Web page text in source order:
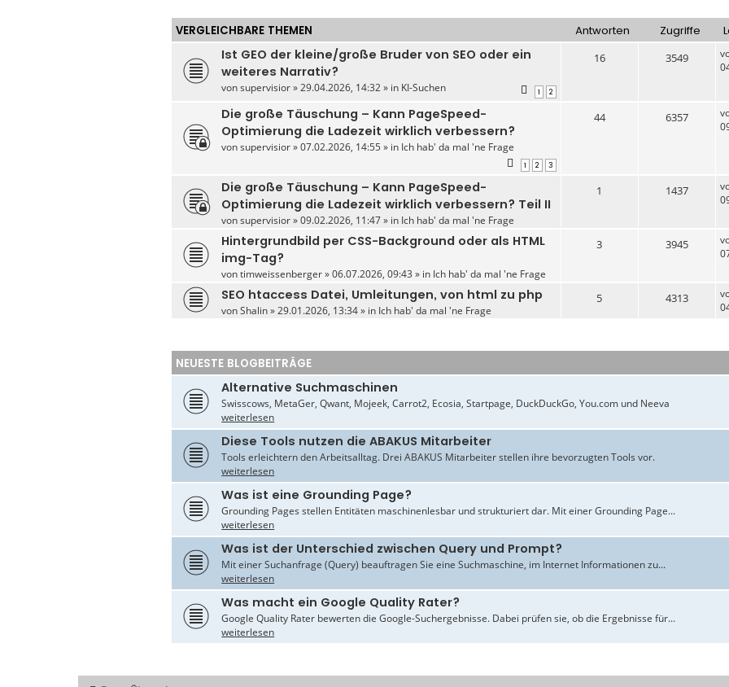
VERGLEICHBARE THEMEN Antworten Zugriffe
Ist GEO der kleine/große Bruder von SEO oder ein
weiteres Narrativ?
vonsupervisior» 29.04.2026, 14:32 » in KI-Suchen 1 2
16 3549
Die große Täuschung – Kann PageSpeed-
Optimierung die Ladezeit wirklich verbessern?
vonsupervisior» 07.02.2026, 14:55 » in Ich hab' da mal 'ne Frage
1 2 3
44 6357
Die große Täuschung – Kann PageSpeed-
Optimierung die Ladezeit wirklich verbessern? Teil II
vonsupervisior» 09.02.2026, 11:47 » in Ich hab' da mal 'ne Frage
1 1437
Hintergrundbild per CSS-Background oder als HTML
img-Tag?
vontimweissenberger» 06.07.2026, 09:43 » in Ich hab' da mal 'ne Frage
3 3945
SEO htaccess Datei, Umleitungen, von html zu php
vonShalin» 29.01.2026, 13:34 » in Ich hab' da mal 'ne Frage
5 4313
NEUESTE BLOGBEITRÄGE
Alternative Suchmaschinen
Swisscows, MetaGer, Qwant, Mojeek, Carrot2, Ecosia, Startpage, DuckDuckGo, You.com und Neeva
weiterlesen
Diese Tools nutzen die ABAKUS Mitarbeiter
Tools erleichtern den Arbeitsalltag. Drei ABAKUS Mitarbeiter stellen ihre bevorzugten Tools vor.
weiterlesen
Was ist eine Grounding Page?
Grounding Pages stellen Entitäten maschinenlesbar und strukturiert dar. Mit einer Grounding Page...
weiterlesen
Was ist der Unterschied zwischen Query und Prompt?
Mit einer Suchanfrage (Query) beauftragen Sie eine Suchmaschine, im Internet Informationen zu...
weiterlesen
Was macht ein Google Quality Rater?
Google Quality Rater bewerten die Google-Suchergebnisse. Dabei prüfen sie, ob die Ergebnisse für...
weiterlesen